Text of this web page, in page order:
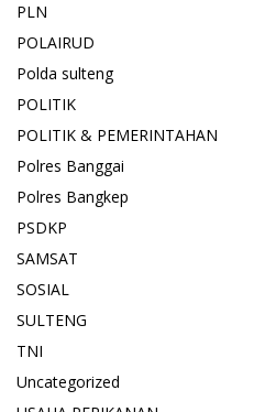
PLN
POLAIRUD
Polda sulteng
POLITIK
POLITIK & PEMERINTAHAN
Polres Banggai
Polres Bangkep
PSDKP
SAMSAT
SOSIAL
SULTENG
TNI
Uncategorized